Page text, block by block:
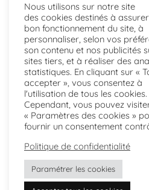
L’atelier
Savoir-faire
Projets
FAQ
Actualités
Presse
Professionnels
Inscrivez-vous à l’infolettre
infolettre
Nous utilisons sur notre site
des cookies destinés à
bon fonctionnement du site, à
personnaliser, selon vos
son contenu et nos publicités
sites tiers, et à réaliser des
statistiques. En cliquant sur «
accepter », vous consentez à
l'utilisation de tous les cookies.
Cependant, vous pouvez
« Paramètres des cookies »
fournir un consentement
Politique de confidentialité
Paramétrer les cookies